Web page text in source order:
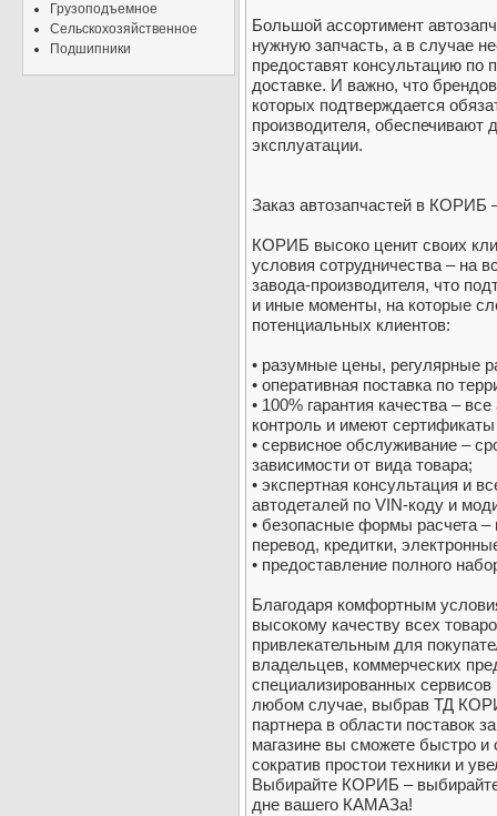
Грузоподъемное
Сельскохозяйственное
Подшипники
Большой ассортимент
нужную запчасть, а в случае
предоставят консультацию по
доставке. И важно, что
которых подтверждается
производителя, обеспечивают
эксплуатации.
Заказ автозапчастей в КОРИБ
КОРИБ высоко ценит своих
условия сотрудничества – на
завода-производителя, что
и иные моменты, на которые
потенциальных клиентов:
• разумные цены, регулярные
• оперативная поставка по
• 100% гарантия качества –
контроль и имеют сертификаты
• сервисное обслуживание –
зависимости от вида товара;
• экспертная консультация и
автодеталей по VIN-коду и
• безопасные формы расчета
перевод, кредитки,
• предоставление полного
Благодаря комфортным
высокому качеству всех
привлекательным для
владельцев, коммерческих
специализированных
любом случае, выбрав ТД
партнера в области поставок
магазине вы сможете быстро
сократив простои техники и
Выбирайте КОРИБ –
дне вашего КАМАЗа!